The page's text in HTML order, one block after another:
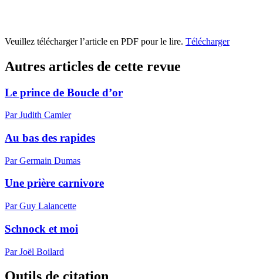
Veuillez télécharger l’article en PDF pour le lire. Télécharger
Autres articles de cette revue
Le prince de Boucle d’or
Par Judith Camier
Au bas des rapides
Par Germain Dumas
Une prière carnivore
Par Guy Lalancette
Schnock et moi
Par Joël Boilard